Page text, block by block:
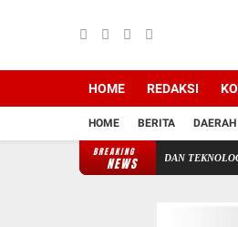
HOME REDAKSI
HOME BERITA DAERAH
BREAKING
NEWS
TAKDIR ILAHI DAN TEKNOLOGI